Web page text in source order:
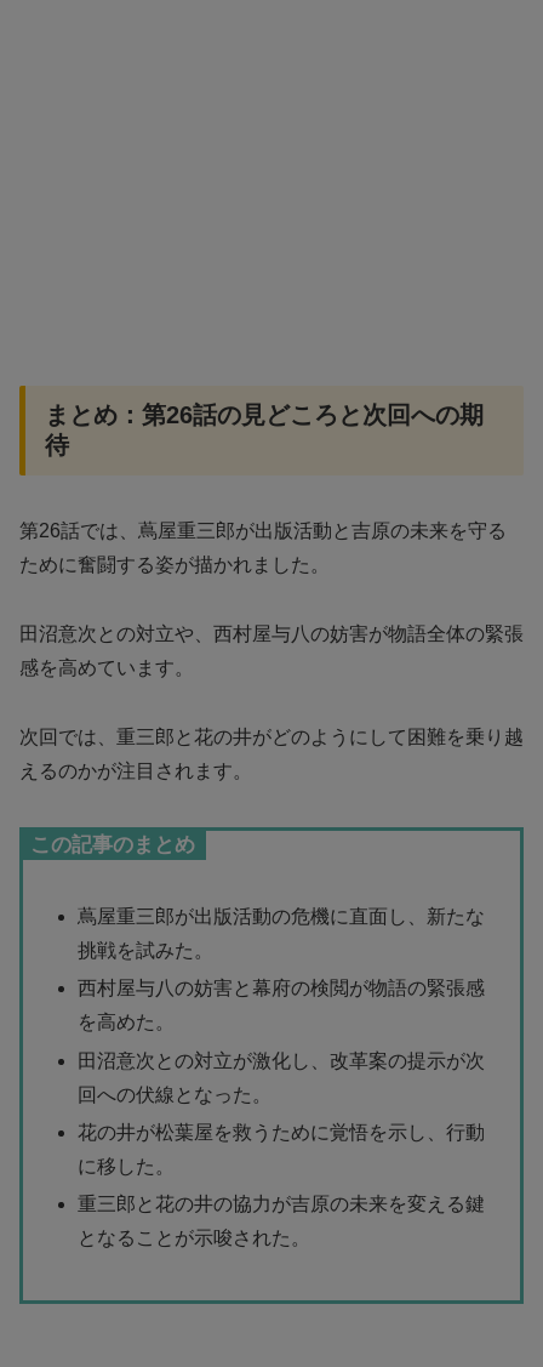
まとめ：第26話の見どころと次回への期
待
第26話では、蔦屋重三郎が出版活動と吉原の未来を守る
ために奮闘する姿が描かれました。
田沼意次との対立や、西村屋与八の妨害が物語全体の緊張
感を高めています。
次回では、重三郎と花の井がどのようにして困難を乗り越
えるのかが注目されます。
この記事のまとめ
蔦屋重三郎が出版活動の危機に直面し、新たな
挑戦を試みた。
西村屋与八の妨害と幕府の検閲が物語の緊張感
を高めた。
田沼意次との対立が激化し、改革案の提示が次
回への伏線となった。
花の井が松葉屋を救うために覚悟を示し、行動
に移した。
重三郎と花の井の協力が吉原の未来を変える鍵
となることが示唆された。